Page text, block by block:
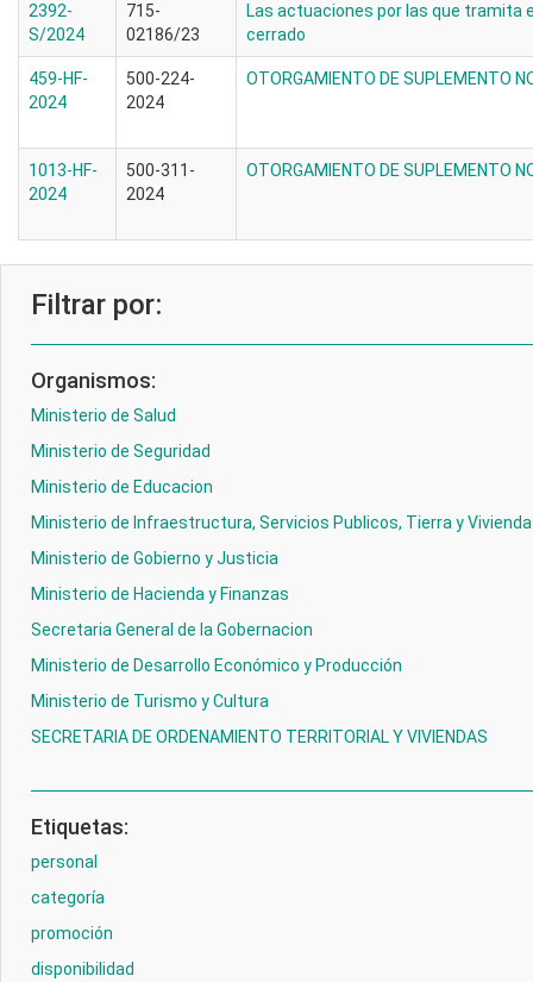
2392-
S/2024
715-
02186/23
Las actuaciones por las que tramita
cerrado
459-HF-
2024
500-224-
2024
OTORGAMIENTO DE SUPLEMENTO
1013-HF-
2024
500-311-
2024
OTORGAMIENTO DE SUPLEMENTO
Filtrar por:
Organismos:
Ministerio de Salud
Ministerio de Seguridad
Ministerio de Educacion
Ministerio de Infraestructura, Servicios Publicos, Tierra y Vivienda
Ministerio de Gobierno y Justicia
Ministerio de Hacienda y Finanzas
Secretaria General de la Gobernacion
Ministerio de Desarrollo Económico y Producción
Ministerio de Turismo y Cultura
SECRETARIA DE ORDENAMIENTO TERRITORIAL Y VIVIENDAS
Etiquetas:
personal
categoría
promoción
disponibilidad